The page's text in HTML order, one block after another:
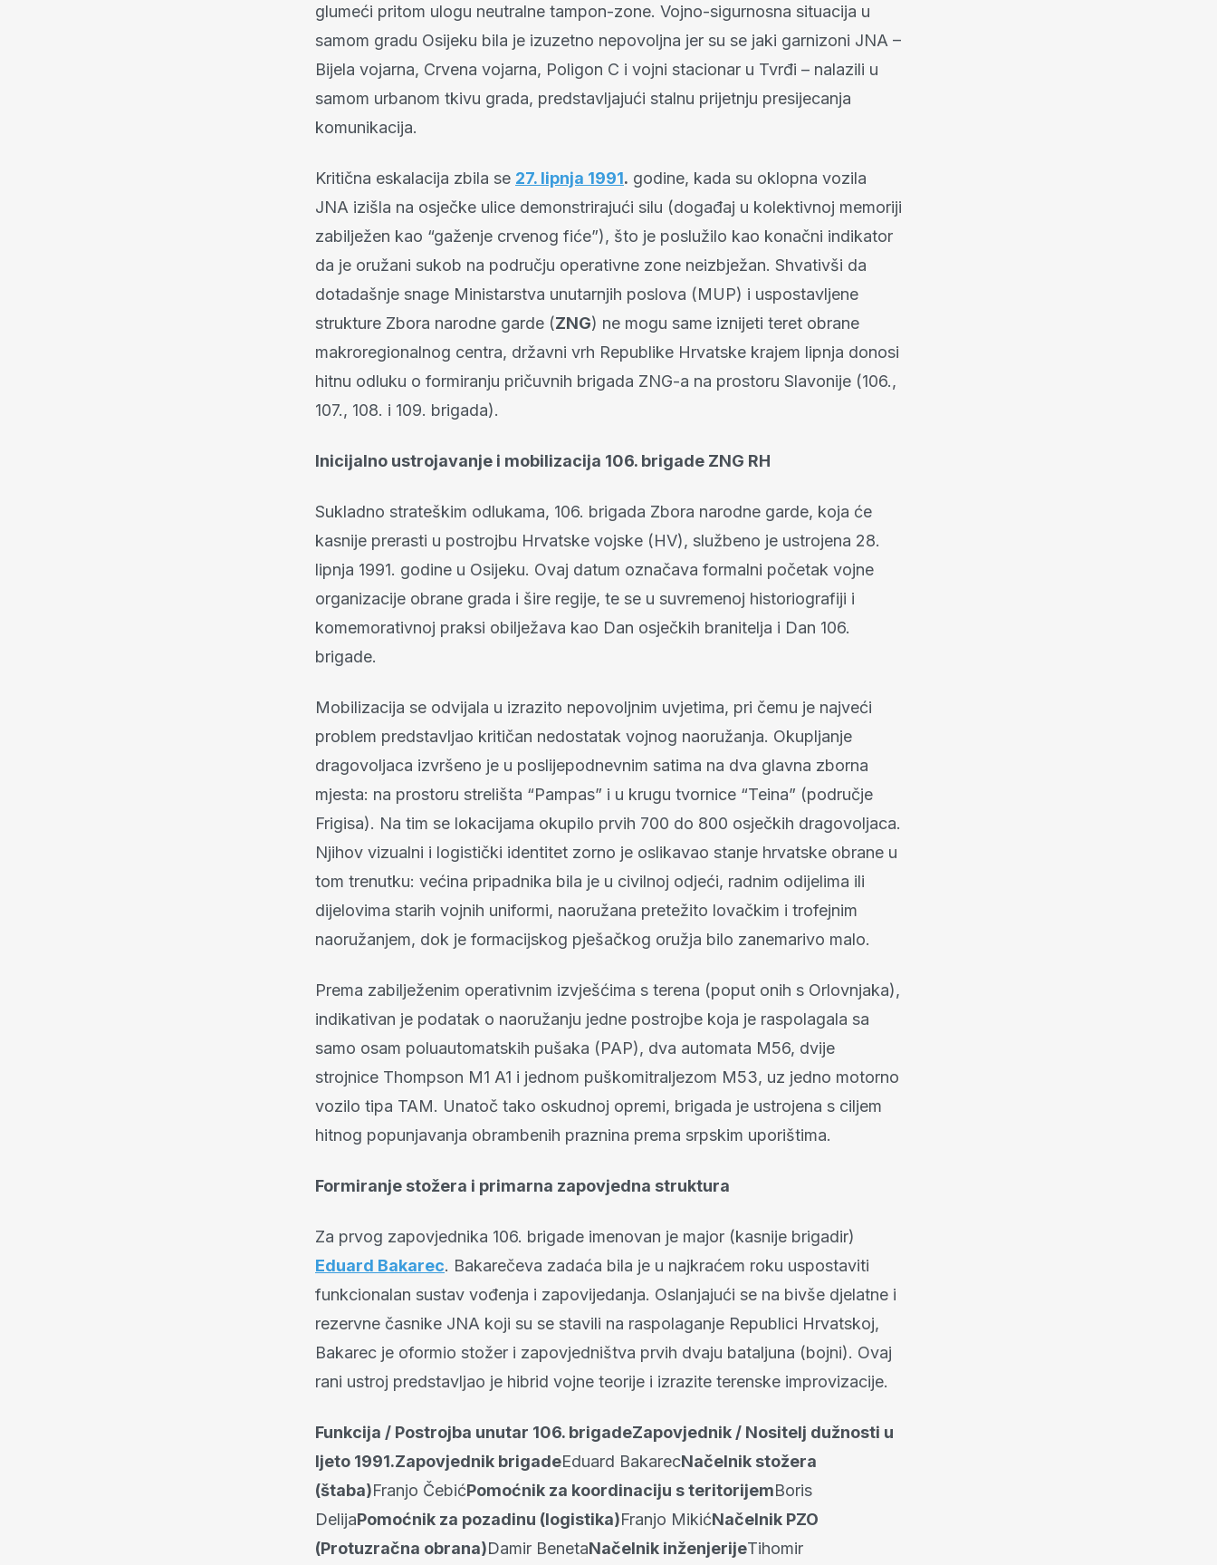
glumeći pritom ulogu neutralne tampon-zone. Vojno-sigurnosna situacija u
samom gradu Osijeku bila je izuzetno nepovoljna jer su se jaki garnizoni JNA –
Bijela vojarna, Crvena vojarna, Poligon C i vojni stacionar u Tvrđi – nalazili u
samom urbanom tkivu grada, predstavljajući stalnu prijetnju presijecanja
komunikacija.
Kritična eskalacija zbila se 27. lipnja 1991. godine, kada su oklopna vozila
JNA izišla na osječke ulice demonstrirajući silu (događaj u kolektivnoj memoriji
zabilježen kao “gaženje crvenog fiće”), što je poslužilo kao konačni indikator
da je oružani sukob na području operativne zone neizbježan. Shvativši da
dotadašnje snage Ministarstva unutarnjih poslova (MUP) i uspostavljene
strukture Zbora narodne garde (ZNG) ne mogu same iznijeti teret obrane
makroregionalnog centra, državni vrh Republike Hrvatske krajem lipnja donosi
hitnu odluku o formiranju pričuvnih brigada ZNG-a na prostoru Slavonije (106.,
107., 108. i 109. brigada).
Inicijalno ustrojavanje i mobilizacija 106. brigade ZNG RH
Sukladno strateškim odlukama, 106. brigada Zbora narodne garde, koja će
kasnije prerasti u postrojbu Hrvatske vojske (HV), službeno je ustrojena 28.
lipnja 1991. godine u Osijeku. Ovaj datum označava formalni početak vojne
organizacije obrane grada i šire regije, te se u suvremenoj historiografiji i
komemorativnoj praksi obilježava kao Dan osječkih branitelja i Dan 106.
brigade.
Mobilizacija se odvijala u izrazito nepovoljnim uvjetima, pri čemu je najveći
problem predstavljao kritičan nedostatak vojnog naoružanja. Okupljanje
dragovoljaca izvršeno je u poslijepodnevnim satima na dva glavna zborna
mjesta: na prostoru strelišta “Pampas” i u krugu tvornice “Teina” (područje
Frigisa). Na tim se lokacijama okupilo prvih 700 do 800 osječkih dragovoljaca.
Njihov vizualni i logistički identitet zorno je oslikavao stanje hrvatske obrane u
tom trenutku: većina pripadnika bila je u civilnoj odjeći, radnim odijelima ili
dijelovima starih vojnih uniformi, naoružana pretežito lovačkim i trofejnim
naoružanjem, dok je formacijskog pješačkog oružja bilo zanemarivo malo.
Prema zabilježenim operativnim izvješćima s terena (poput onih s Orlovnjaka),
indikativan je podatak o naoružanju jedne postrojbe koja je raspolagala sa
samo osam poluautomatskih pušaka (PAP), dva automata M56, dvije
strojnice Thompson M1 A1 i jednom puškomitraljezom M53, uz jedno motorno
vozilo tipa TAM. Unatoč tako oskudnoj opremi, brigada je ustrojena s ciljem
hitnog popunjavanja obrambenih praznina prema srpskim uporištima.
Formiranje stožera i primarna zapovjedna struktura
Za prvog zapovjednika 106. brigade imenovan je major (kasnije brigadir)
Eduard Bakarec. Bakarečeva zadaća bila je u najkraćem roku uspostaviti
funkcionalan sustav vođenja i zapovijedanja. Oslanjajući se na bivše djelatne i
rezervne časnike JNA koji su se stavili na raspolaganje Republici Hrvatskoj,
Bakarec je oformio stožer i zapovjedništva prvih dvaju bataljuna (bojni). Ovaj
rani ustroj predstavljao je hibrid vojne teorije i izrazite terenske improvizacije.
Funkcija / Postrojba unutar 106. brigadeZapovjednik / Nositelj dužnosti u
ljeto 1991.Zapovjednik brigadeEduard BakarecNačelnik stožera
(štaba)Franjo ČebićPomoćnik za koordinaciju s teritorijemBoris
DelijaPomoćnik za pozadinu (logistika)Franjo MikićNačelnik PZO
(Protuzračna obrana)Damir BenetaNačelnik inženjerijeTihomir